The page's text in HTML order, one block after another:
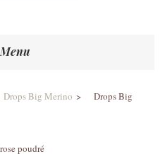
Menu
Drops Big Merino >
Drops Big